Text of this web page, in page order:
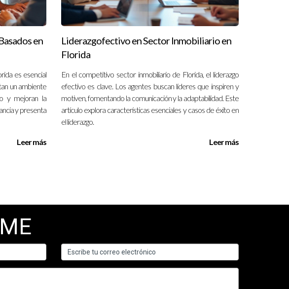
local.
tanto al equipo como a la comunidad.
en
es esencial
un ambiente
y mejoran la
y presenta
Leer más
Liderazgofectivo en Sector Inmobiliario en
Florida
En el competitivo sector inmobiliario de Florida, el liderazgo
efectivo es clave. Los agentes buscan líderes que inspiren y
motiven, fomentando la comunicación y la adaptabilidad. Este
artículo explora características esenciales y casos de éxito en
el liderazgo.
Leer más